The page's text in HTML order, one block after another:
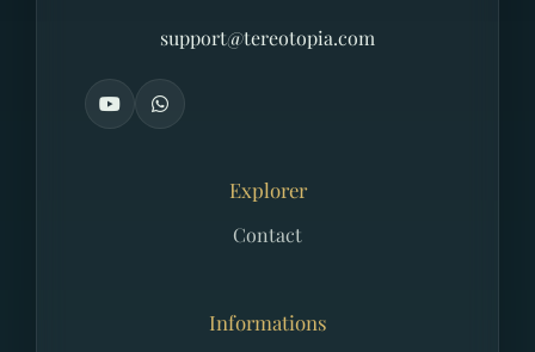
support@tereotopia.com
Explorer
Contact
Informations